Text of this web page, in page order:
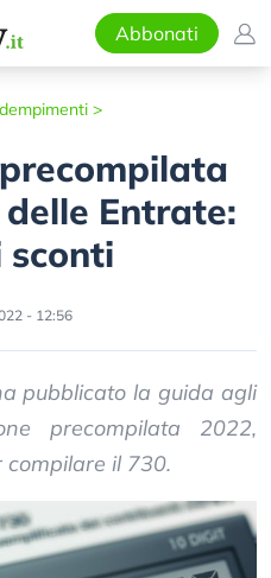
Abbonati
>
Entrate:
sconti
- 12:56
pubblicato la guida agli
precompilata 2022,
il 730.